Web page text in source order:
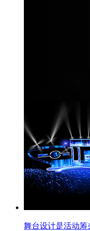
舞台设计是活动